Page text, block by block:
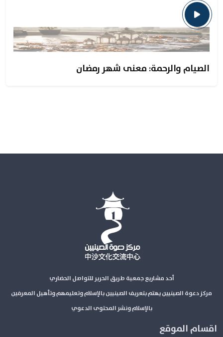
الصيام والرحمة: معنى شهر رمضان
أحد مشاريع جمعية طريق الحرير للتواصل الحضاري
مركز دعوة الصينيين يهتم بتعريف الصينيين بالإسلام وتعليمهم وتأهيل المعرفين
بالإسلام ونشر المحتوى الدعوي
اقسام الموقع